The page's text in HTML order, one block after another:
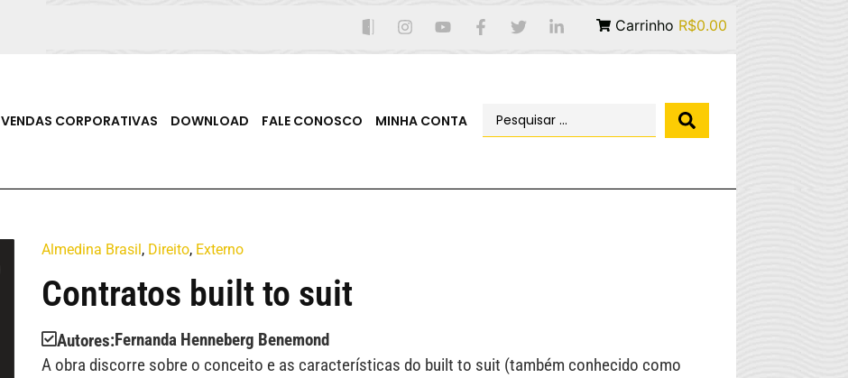
Carrinho R$0.00
VENDAS CORPORATIVAS DOWNLOAD FALE CONOSCO MINHA CONTA
Almedina Brasil, Direito, Externo
Contratos built to suit
Autores:Fernanda Henneberg Benemond
A obra discorre sobre o conceito e as características do built to suit (também conhecido como